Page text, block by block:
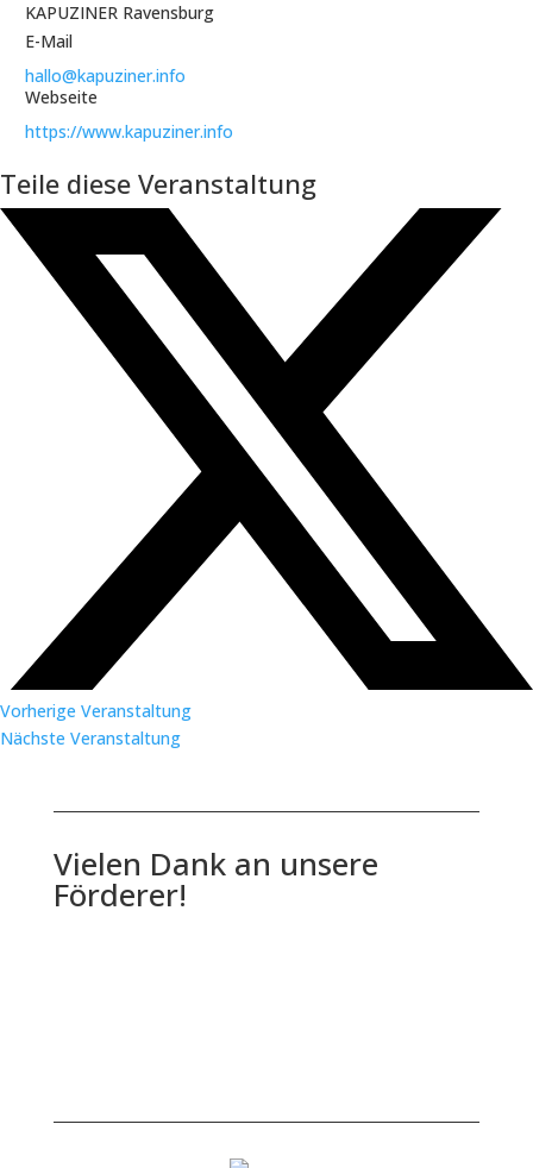
KAPUZINER Ravensburg
E-Mail
hallo@kapuziner.info
Webseite
https://www.kapuziner.info
Teile diese Veranstaltung
Vorherige Veranstaltung
Nächste Veranstaltung
Vielen Dank an unsere
Förderer!